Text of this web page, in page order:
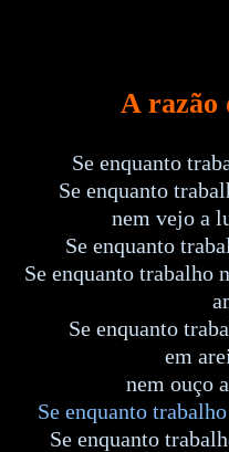
A razão
Se enquanto
Se enquanto
nem vejo a
Se enquanto
Se enquanto trabalho
Se enquanto
em
nem ouço
Se enquanto
Se enquanto